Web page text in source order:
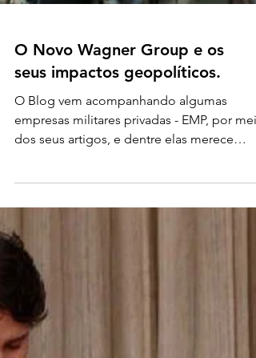
O Novo Wagner Group e os
seus impactos geopolíticos.
O Blog vem acompanhando algumas
empresas militares privadas - EMP, por